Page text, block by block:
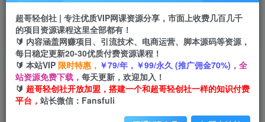
首页 创业课程 会员专属 正文
（6611期）美女单词号进阶玩法2.0，小白日收益
500+，不需要剪辑基础，百分百过原创
超哥轻创社 | 专注优质VIP网课资源分享，市面上收费几百几千
的项目资源课程这里全部都有！
🔰 内容涵盖网赚项目、引流技术、电商运营、脚本源码等资源，
每日稳定更新20-30优质付费资源课程！
🔰 本站VIP 限时特惠， ￥79/年，￥99/永久 (推广佣金70%)， 全
站资源免费下载， 每天更新，欢迎加入！
🔰 超哥轻创社开放加盟，搭建一个和超哥轻创社一样的知识付费
平台， 站长微信：Fansfuli